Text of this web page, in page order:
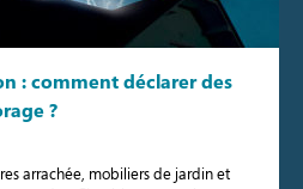
: comment déclarer des
?
arrachée, mobiliers de jardin et